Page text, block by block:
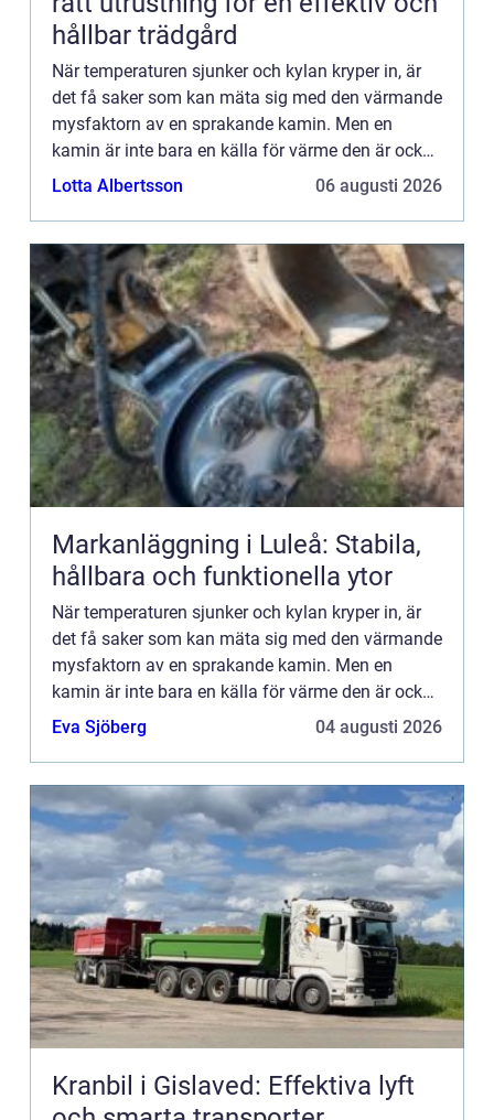
hållbar trädgård
När temperaturen sjunker och kylan kryper in, är
det få saker som kan mäta sig med den värmande
mysfaktorn av en sprakande kamin. Men en
kamin är inte bara en källa för värme den är också
ett k...
Lotta Albertsson 06 augusti 2026
Markanläggning i Luleå: Stabila,
hållbara och funktionella ytor
När temperaturen sjunker och kylan kryper in, är
det få saker som kan mäta sig med den värmande
mysfaktorn av en sprakande kamin. Men en
kamin är inte bara en källa för värme den är också
ett k...
Eva Sjöberg 04 augusti 2026
Kranbil i Gislaved: Effektiva lyft